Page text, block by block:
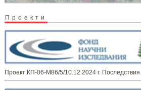
Проекти
Проект КП-06-М86/5/10.12.2024 г.